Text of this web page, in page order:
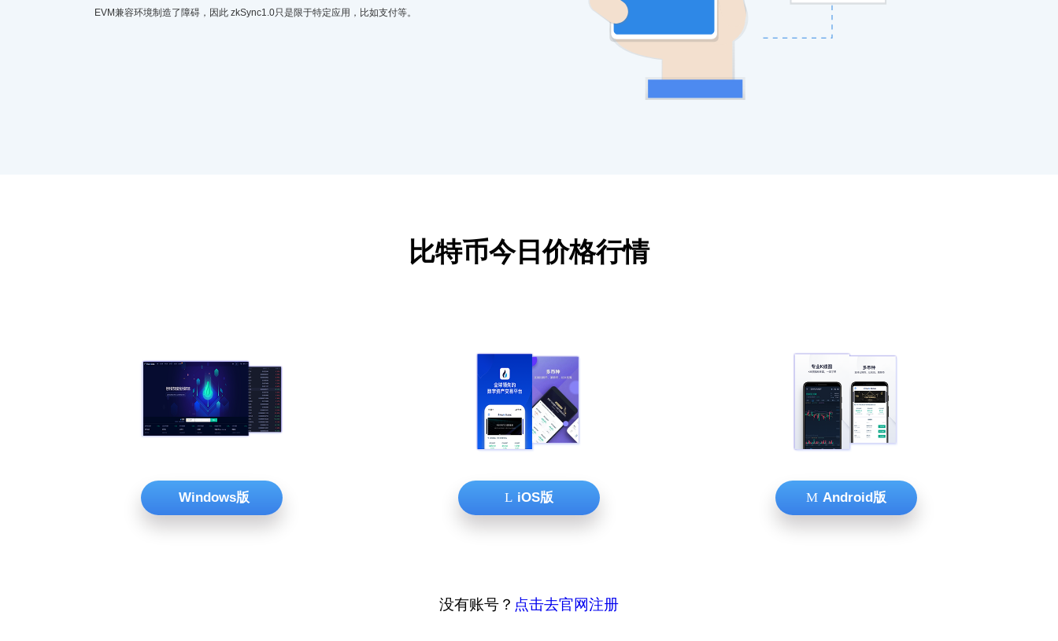
EVM兼容环境制造了障碍，因此 zkSync1.0只是限于特定应用，比如支付等。
比特币今日价格行情
Windows版 iOS版 Android版
没有账号？ 点击去官网注册